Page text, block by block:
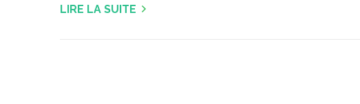
LIRE LA SUITE